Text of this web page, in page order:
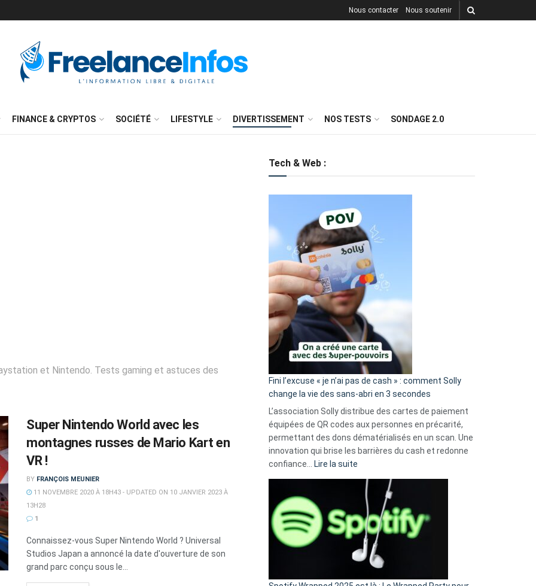
Nous contacter Nous soutenir
FINANCE & CRYPTOS SOCIÉTÉ LIFESTYLE DIVERTISSEMENT NOS TESTS SONDAGE 2.0
et Nintendo. Tests gaming et astuces des
Super Nintendo World avec les
montagnes russes de Mario Kart en
VR !
BY FRANÇOIS MEUNIER
11 NOVEMBRE 2020 À 18H43 - UPDATED ON 10 JANVIER 2023 À
13H28
1
Connaissez-vous Super Nintendo World ? Universal
Studios Japan a annoncé la date d'ouverture de son
grand parc conçu sous le...
Tech & Web :
Fini l’excuse « je n’ai pas de cash » : comment Solly
change la vie des sans-abri en 3 secondes
L’association Solly distribue des cartes de paiement
équipées de QR codes aux personnes en précarité,
permettant des dons dématérialisés en un scan. Une
innovation qui brise les barrières du cash et redonne
confiance…
Lire la suite
l’excuse
je
n’ai
pas
de
cash
»